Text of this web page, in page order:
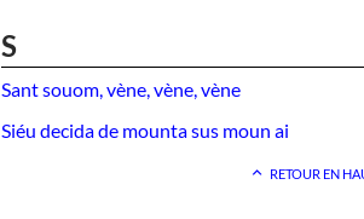
S
Sant souom, vène, vène, vène
Siéu decida de mounta sus moun ai
RETOUR EN